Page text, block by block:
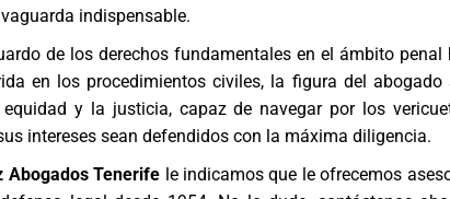
indispensable.
de los derechos fundamentales en el ámbito
en los procedimientos civiles, la figura del abogado
y la justicia, capaz de navegar por los
intereses sean defendidos con la máxima diligencia.
Abogados Tenerife le indicamos que le ofrecemos